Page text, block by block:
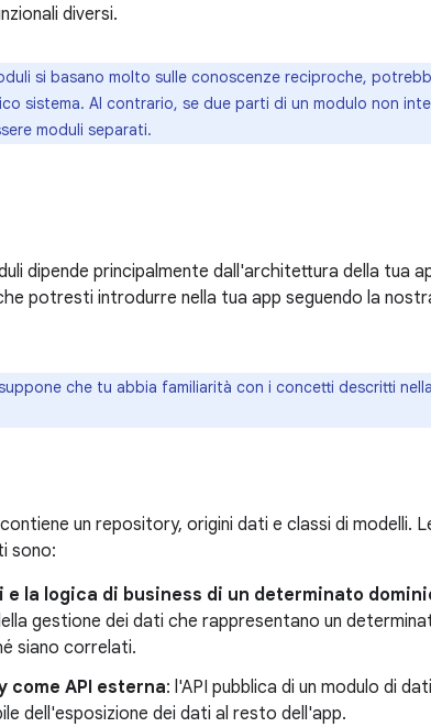
diversi.
si basano molto sulle conoscenze reciproche,
sistema. Al contrario, se due parti di un modulo non
moduli separati.
dipende principalmente dall'architettura della tua
potresti introdurre nella tua app seguendo la
che tu abbia familiarità con i concetti descritti
un repository, origini dati e classi di modelli.
sono:
la logica di business di un determinato
gestione dei dati che rappresentano un
siano correlati.
come API esterna: l'API pubblica di un modulo di
dell'esposizione dei dati al resto dell'app.